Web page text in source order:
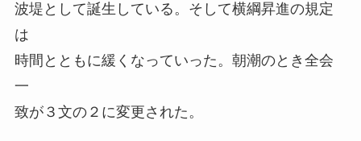
波堤として誕生している。そして横綱昇進の規定
は
時間とともに緩くなっていった。朝潮のとき全会
一
致が３文の２に変更された。